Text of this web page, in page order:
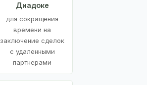
Диадоке
для сокращения
времени на
заключение сделок
с удаленными
партнерами